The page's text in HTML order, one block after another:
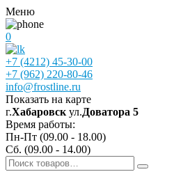
Меню
0
+7 (4212) 45-30-00
+7 (962) 220-80-46
info@frostline.ru
Показать на карте
г.Хабаровск ул.Доватора 5
Время работы:
Пн-Пт (09.00 - 18.00)
Сб. (09.00 - 14.00)